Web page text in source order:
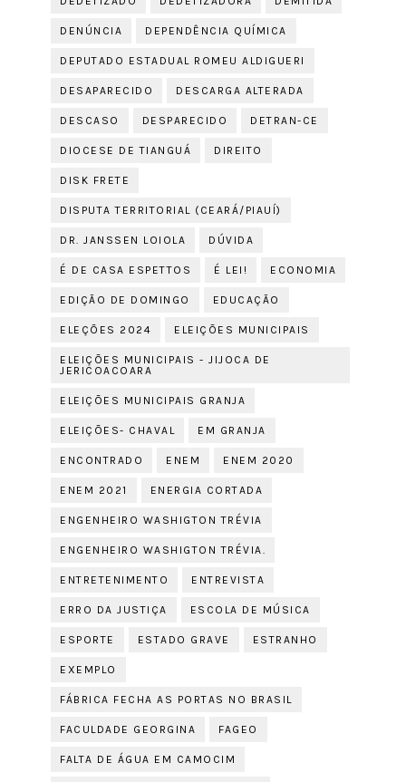
DENÚNCIA DEPENDÊNCIA QUÍMICA
DEPUTADO ESTADUAL ROMEU ALDIGUERI
DESAPARECIDO DESCARGA ALTERADA
DESCASO DESPARECIDO DETRAN-CE
DIOCESE DE TIANGUÁ DIREITO
DISK FRETE
DISPUTA TERRITORIAL (CEARÁ/PIAUÍ)
DR. JANSSEN LOIOLA DÚVIDA
É DE CASA ESPETTOS É LEI! ECONOMIA
EDIÇÃO DE DOMINGO EDUCAÇÃO
ELEÇÕES 2024 ELEIÇÕES MUNICIPAIS
ELEIÇÕES MUNICIPAIS - JIJOCA DE
JERICOACOARA
ELEIÇÕES MUNICIPAIS GRANJA
ELEIÇÕES- CHAVAL EM GRANJA
ENCONTRADO ENEM ENEM 2020
ENEM 2021 ENERGIA CORTADA
ENGENHEIRO WASHIGTON TRÉVIA
ENGENHEIRO WASHIGTON TRÉVIA.
ENTRETENIMENTO ENTREVISTA
ERRO DA JUSTIÇA ESCOLA DE MÚSICA
ESPORTE ESTADO GRAVE ESTRANHO
EXEMPLO
FÁBRICA FECHA AS PORTAS NO BRASIL
FACULDADE GEORGINA FAGEO
FALTA DE ÁGUA EM CAMOCIM